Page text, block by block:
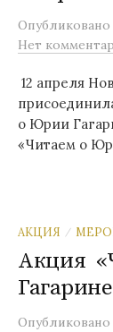
Опубликовано
Нет
12 апреля
о Юрии
«Читаем о
АКЦИЯ /
Акция
Опубликовано